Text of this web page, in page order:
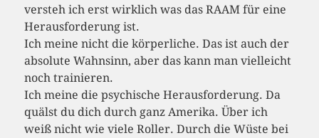
versteh ich erst wirklich was das RAAM für eine
Herausforderung ist.
Ich meine nicht die körperliche. Das ist auch der
absolute Wahnsinn, aber das kann man vielleicht
noch trainieren.
Ich meine die psychische Herausforderung. Da
quälst du dich durch ganz Amerika. Über ich
weiß nicht wie viele Roller. Durch die Wüste bei